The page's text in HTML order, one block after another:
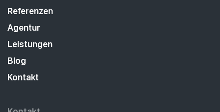
Referenzen
Agentur
Leistungen
Blog
Kontakt